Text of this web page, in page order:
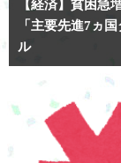
【経済】貧困急
「主要先進7ヵ
ル